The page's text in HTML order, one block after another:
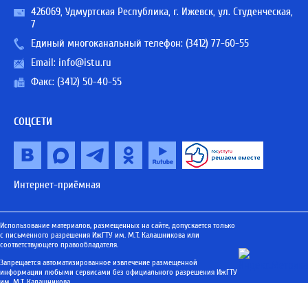
426069, Удмуртская Республика, г. Ижевск, ул. Студенческая,
7
Единый многоканальный телефон: (3412) 77-60-55
Email: info@istu.ru
Факс: (3412) 50-40-55
СОЦСЕТИ
Интернет-приёмная
Использование материалов, размещенных на сайте, допускается только
с письменного разрешения ИжГТУ им. М.Т. Калашникова или
соответствующего правообладателя.
Запрещается автоматизированное извлечение размещенной
информации любыми сервисами без официального разрешения ИжГТУ